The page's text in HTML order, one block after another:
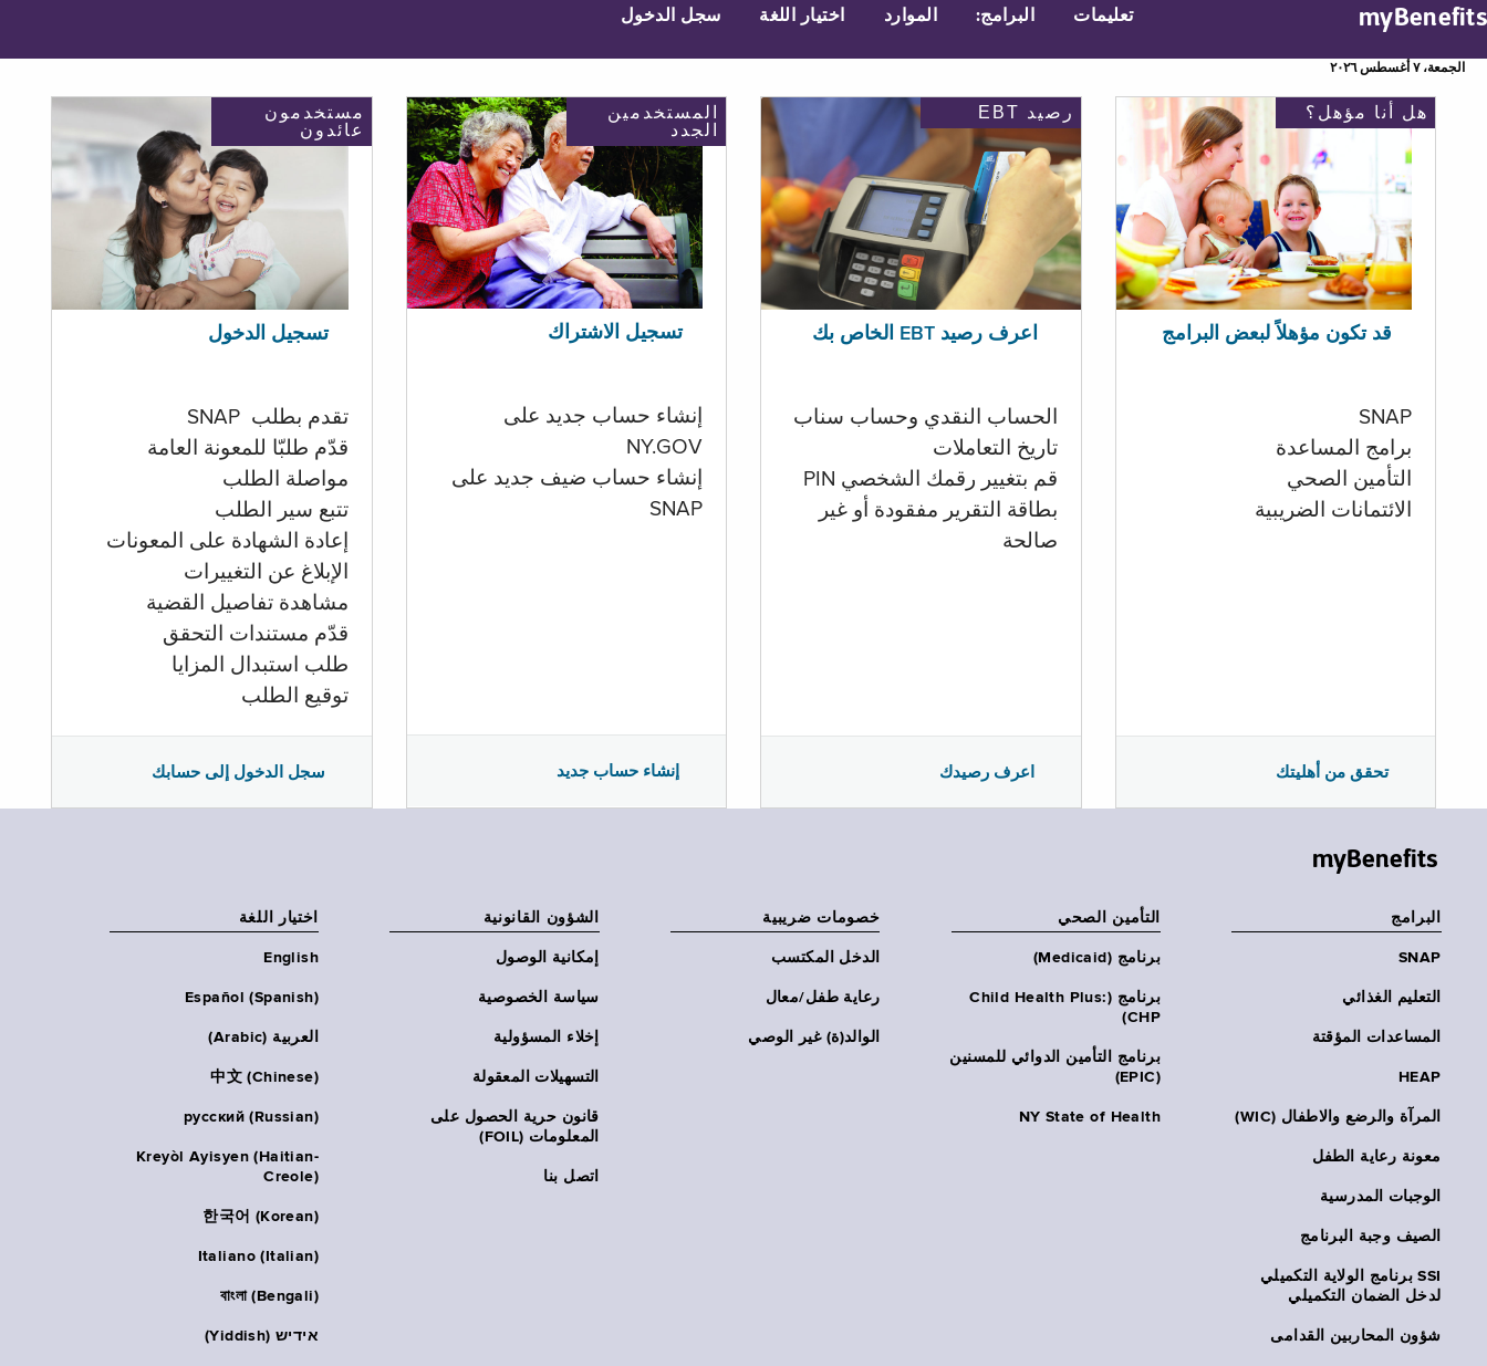
myBenefits تعليمات البرامج: الموارد اختيار اللغة سجل الدخول
الجمعة، ٧ أغسطس ٢٠٢٦
مستخدمون
عائدون
تسجيل الدخول
تقدم بطلب SNAP
قدّم طلبّا للمعونة العامة
مواصلة الطلب
تتبع سير الطلب
إعادة الشهادة على المعونات
الإبلاغ عن التغييرات
مشاهدة تفاصيل القضية
قدّم مستندات التحقق
طلب استبدال المزايا
توقيع الطلب
سجل الدخول إلى حسابك
المستخدمين
الجدد
تسجيل الاشتراك
إنشاء حساب جديد على
NY.GOV
إنشاء حساب ضيف جديد على
SNAP
إنشاء حساب جديد
رصيد EBT
اعرف رصيد EBT الخاص بك
الحساب النقدي وحساب سناب
تاريخ التعاملات
قم بتغيير رقمك الشخصي PIN
بطاقة التقرير مفقودة أو غير
صالحة
اعرف رصيدك
هل أنا مؤهل؟
قد تكون مؤهلاً لبعض البرامج
SNAP
برامج المساعدة
التأمين الصحي
الائتمانات الضريبية
تحقق من أهليتك
myBenefits
البرامج
SNAP
التعليم الغذائي
المساعدات المؤقتة
HEAP
المرآة والرضع والاطفال (WIC)
معونة رعاية الطفل
الوجبات المدرسية
الصيف وجبة البرنامج
SSI برنامج الولاية التكميلي
لدخل الضمان التكميلي
شؤون المحاربين القدامى
التأمين الصحي
برنامج (Medicaid)
برنامج (Child Health Plus:
CHP)
برنامج التأمين الدوائي للمسنين
(EPIC)
NY State of Health
خصومات ضريبية
الدخل المكتسب
رعاية طفل/معال
الوالد(ة) غير الوصي
الشؤون القانونية
إمكانية الوصول
سياسة الخصوصية
إخلاء المسؤولية
التسهيلات المعقولة
قانون حرية الحصول على
المعلومات (FOIL)
اتصل بنا
اختيار اللغة
English
Español (Spanish)
العربية (Arabic)
中文 (Chinese)
русский (Russian)
Kreyòl Ayisyen (Haitian-
Creole)
한국어 (Korean)
Italiano (Italian)
বাংলা (Bengali)
אידיש (Yiddish)